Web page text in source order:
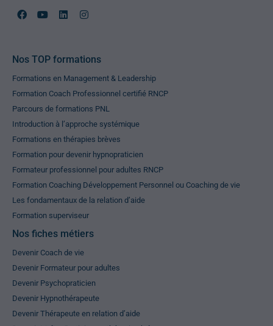
Nos TOP formations
Formations en Management & Leadership
Formation Coach Professionnel certifié RNCP
Parcours de formations PNL
Introduction à l’approche systémique
Formations en thérapies brèves
Formation pour devenir hypnopraticien
Formateur professionnel pour adultes RNCP
Formation Coaching Développement Personnel ou Coaching de vie
Les fondamentaux de la relation d’aide
Formation superviseur
Nos fiches métiers
Devenir Coach de vie
Devenir Formateur pour adultes
Devenir Psychopraticien
Devenir Hypnothérapeute
Devenir Thérapeute en relation d’aide